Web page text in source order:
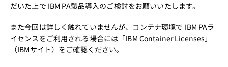
だいた上で IBM PA製品導入のご検討をお願いいたします。
また今回は詳しく触れていませんが、コンテナ環境で IBM PAラ
イセンスをご利用される場合には「IBM Container Licenses 」
（IBMサイト）をご確認ください。